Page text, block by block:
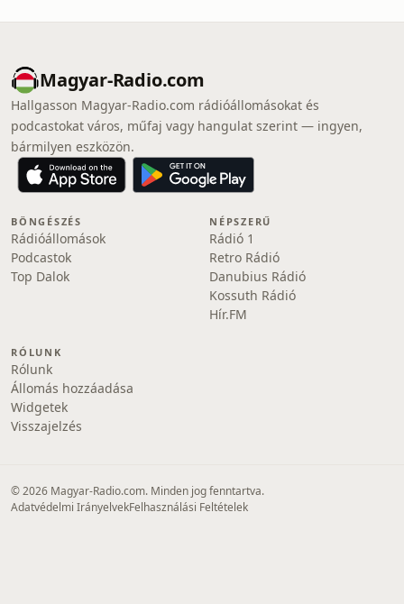
Magyar-Radio.com
Hallgasson Magyar-Radio.com rádióállomásokat és
podcastokat város, műfaj vagy hangulat szerint — ingyen,
bármilyen eszközön.
BÖNGÉSZÉS
Rádióállomások
Podcastok
Top Dalok
NÉPSZERŰ
Rádió 1
Retro Rádió
Danubius Rádió
Kossuth Rádió
Hír.FM
RÓLUNK
Rólunk
Állomás hozzáadása
Widgetek
Visszajelzés
© 2026 Magyar-Radio.com. Minden jog fenntartva.
Adatvédelmi IrányelvekFelhasználási Feltételek